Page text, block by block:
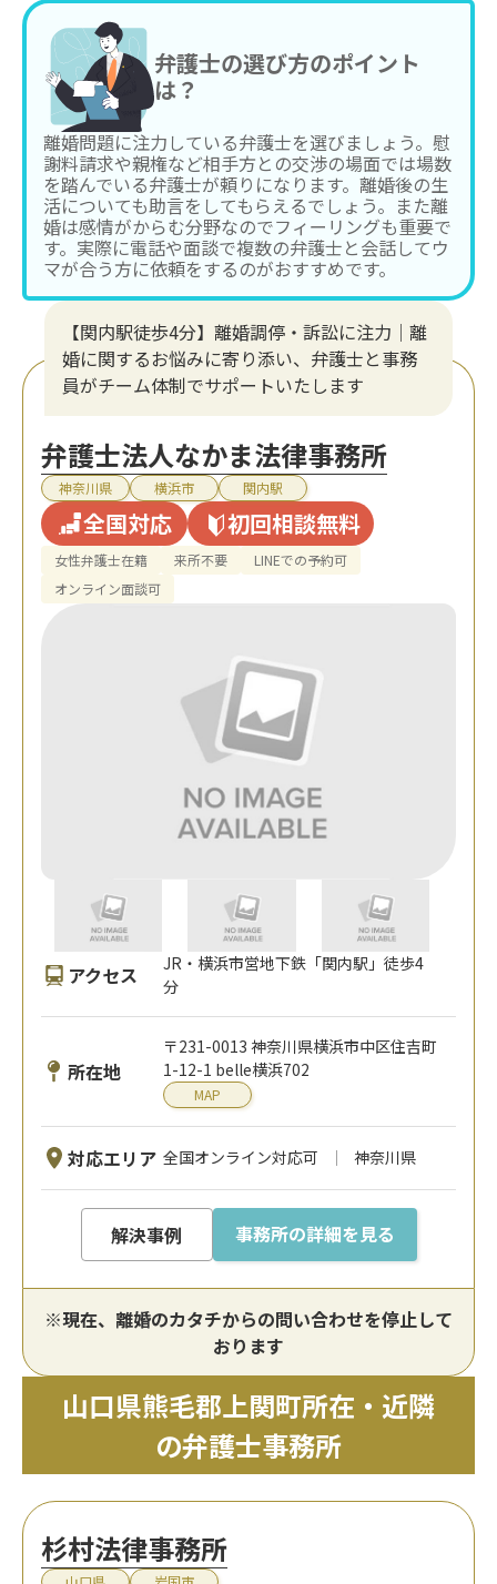
弁護士の選び方のポイント
は？
離婚問題に注力している弁護士を選びましょう。慰
謝料請求や親権など相手方との交渉の場面では場数
を踏んでいる弁護士が頼りになります。離婚後の生
活についても助言をしてもらえるでしょう。また離
婚は感情がからむ分野なのでフィーリングも重要で
す。実際に電話や面談で複数の弁護士と会話してウ
マが合う方に依頼をするのがおすすめです。
【関内駅徒歩4分】離婚調停・訴訟に注力│離
婚に関するお悩みに寄り添い、弁護士と事務
員がチーム体制でサポートいたします
弁護士法人なかま法律事務所
神奈川県 横浜市 関内駅
全国対応 初回相談無料
女性弁護士在籍 来所不要
LINEでの予約可
オンライン面談可
アクセス
JR・横浜市営地下鉄「関内駅」徒歩4
分
所在地
〒231-0013 神奈川県横浜市中区住吉町
1-12-1 belle横浜702
MAP
対応エリア 全国オンライン対応可 神奈川県
解決事例 事務所の詳細を見る
※現在、離婚のカタチからの問い合わせを停止して
おります
山口県熊毛郡上関町所在・近隣
の弁護士事務所
杉村法律事務所